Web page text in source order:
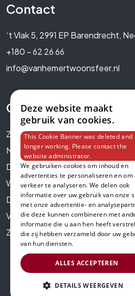
Contact
‘t Vlak 5, 2991 EP Barendrecht,
+180 – 62 26 66
info@vanhemertwoonsfeer.nl
Openingstijden
Zondag: Gesloten
Maandag: Gesloten
Dinsdag: 10.00-17.00
Woensdag: 10.00-17.00
Donderdag: 10.00-17.00
Vrijdag: 10.00-17.00
Zaterdag: 10.00-17.00
Copyright 2025. van Hemert
Deze website maakt
gebruik van cookies.
This Cookie Banner was deleted and
longer working. Please contact the
website administrator.
We gebruiken cookies om inhoud en
advertenties te personaliseren en om
verkeer te analyseren. We delen ook
informatie over uw gebruik van onze
met onze advertentie- en
die deze kunnen combineren met
informatie die u aan hen heeft
die zij hebben verzameld door uw
van hun diensten.
ALLES ACCEPTEREN
DETAILS WEERGEVEN